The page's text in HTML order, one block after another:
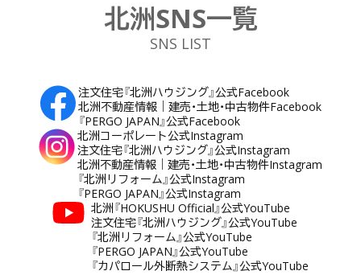
北洲SNS一覧
SNS LIST
注文住宅『北洲ハウジング』公式Facebook
北洲不動産情報｜建売・土地・中古物件Facebook
『PERGO JAPAN』公式Facebook
北洲コーポレート公式Instagram
注文住宅『北洲ハウジング』公式Instagram
北洲不動産情報｜建売・土地・中古物件Instagram
『北洲リフォーム』公式Instagram
『PERGO JAPAN』公式Instagram
北洲『HOKUSHU Official』公式YouTube
注文住宅『北洲ハウジング』公式YouTube
『北洲リフォーム』公式YouTube
『PERGO JAPAN』公式YouTube
『カパロール外断熱システム』公式YouTube